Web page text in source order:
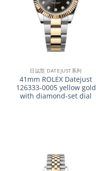
日誌型 DATEJUST系列
41mm ROLEX Datejust
126333-0005 yellow gold
with diamond-set dial